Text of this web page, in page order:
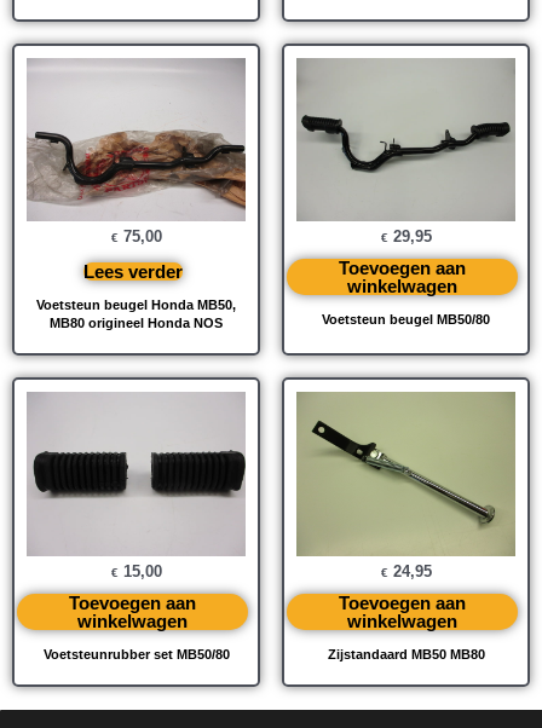
Voetsteun beugel Honda MB50,
MB80 origineel Honda NOS
€ 75,00
Lees verder
Voetsteun beugel MB50/80
€ 29,95
Toevoegen aan
winkelwagen
Voetsteunrubber set MB50/80
€ 15,00
Toevoegen aan
winkelwagen
Zijstandaard MB50 MB80
€ 24,95
Toevoegen aan
winkelwagen